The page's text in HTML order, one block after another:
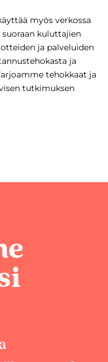
myös verkossa
kuluttajien
ja palveluiden
ja
tehokkaat ja
tutkimuksen